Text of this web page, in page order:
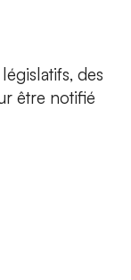
des
être notifié